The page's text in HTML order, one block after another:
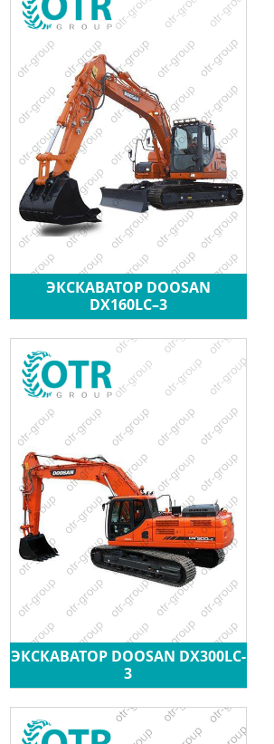
ЭКСКАВАТОР DOOSAN
DX160LC–3
ЭКСКАВАТОР DOOSAN DX300LC-
3